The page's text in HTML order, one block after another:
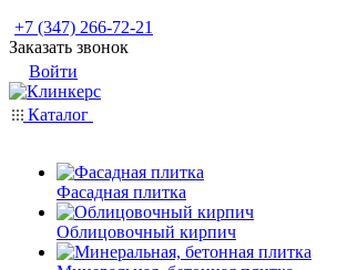
+7 (347) 266-72-21
Заказать звонок
Войти
Каталог
Фасадная плитка
Облицовочный кирпич